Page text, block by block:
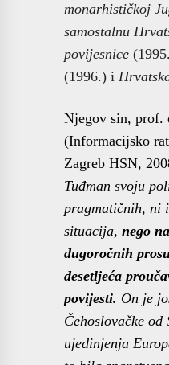
monarhističkoj
samostalnu
povijesnice
(1996.) i
Njegov sin, prof.
(Informacijsko
Zagreb HSN,
Tuđman svoju
pragmatičnih, ni
situacija, nego
dugoročnih
desetljeća
povijesti. On je
Čehoslovačke od
ujedinjenja